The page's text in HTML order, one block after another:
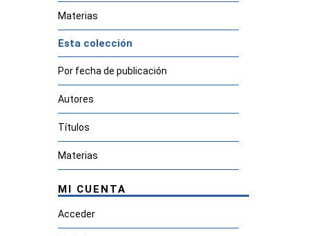
Materias
Esta colección
Por fecha de publicación
Autores
Títulos
Materias
MI CUENTA
Acceder